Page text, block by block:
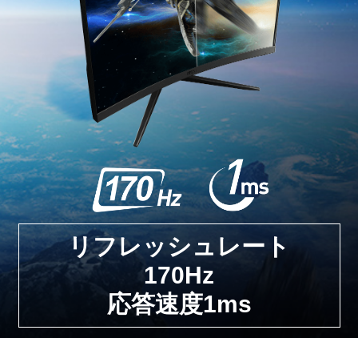
リフレッシュレート
170Hz
応答速度1ms